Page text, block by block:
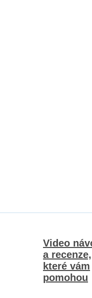
Video
a recenze,
které vám
pomohou